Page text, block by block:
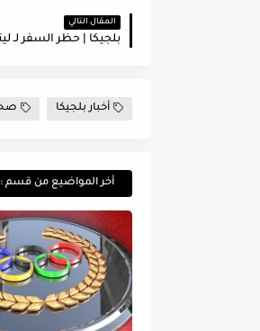
المقال التالي
أخبار بلجيكا
أخر المواضيع من قسم :